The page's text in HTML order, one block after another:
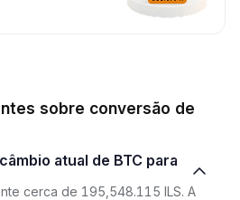
sobre conversão de
cerca de 195,548.115 ILS. A